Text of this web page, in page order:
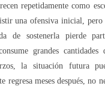
repetidamente como
una ofensiva inicial, pero
de sostenerla pierde
grandes
la situación futura
regresa meses después, no